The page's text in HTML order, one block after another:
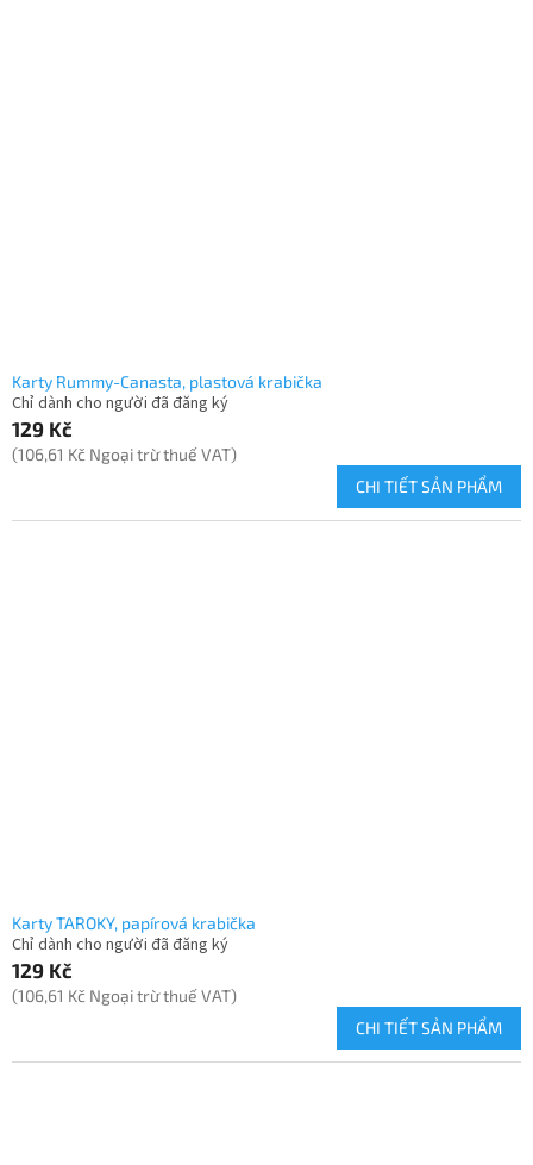
Karty Rummy-Canasta, plastová krabička
Chỉ dành cho người đã đăng ký
129 Kč
(106,61 Kč Ngoại trừ thuế VAT)
CHI TIẾT SẢN PHẨM
Karty TAROKY, papírová krabička
Chỉ dành cho người đã đăng ký
129 Kč
(106,61 Kč Ngoại trừ thuế VAT)
CHI TIẾT SẢN PHẨM